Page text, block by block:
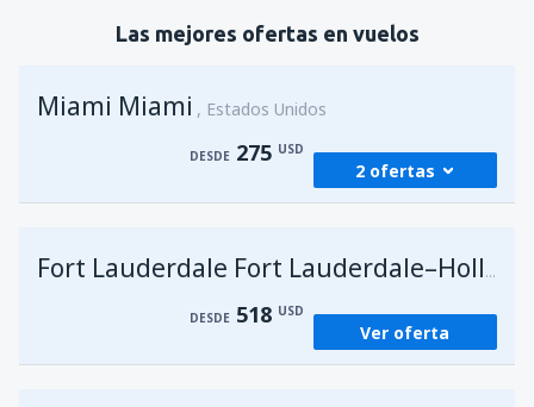
Las mejores ofertas en vuelos
Miami Miami Estados Unidos
DESDE 275 USD
2 ofertas
DESDE 275 USD
(LIM)
DESDE 580USD
Fort Lauderdale Fort Lauderdale–Hollywood Intl Airport
DESDE 518 USD
Ver oferta